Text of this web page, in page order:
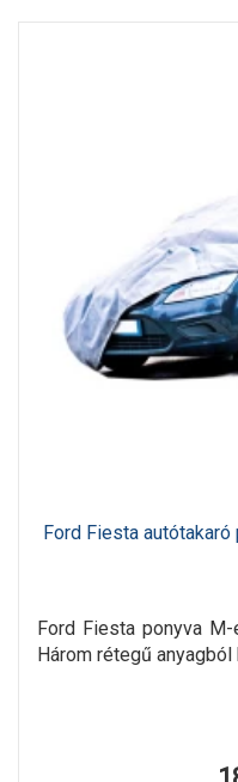
Ford Fiesta
Ford Fiesta ponyva
Három rétegű